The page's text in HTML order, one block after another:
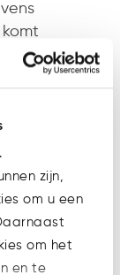
zijn,
om u een
om het
en te